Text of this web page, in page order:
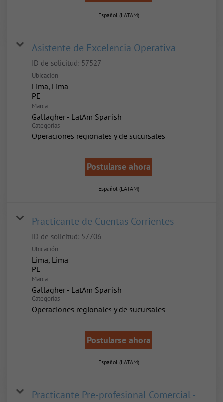
Español (LATAM)
Asistente de Excelencia Operativa
ID de solicitud: 57527
Ubicación
Lima, Lima
Marca
Gallagher - LatAm Spanish
Categorías
Operaciones regionales y de sucursales
Postularse ahora
Español (LATAM)
Practicante de Cuentas Corrientes
ID de solicitud: 57706
Ubicación
Lima, Lima
Marca
Gallagher - LatAm Spanish
Categorías
Operaciones regionales y de sucursales
Postularse ahora
Español (LATAM)
Practicante Pre-profesional Comercial -